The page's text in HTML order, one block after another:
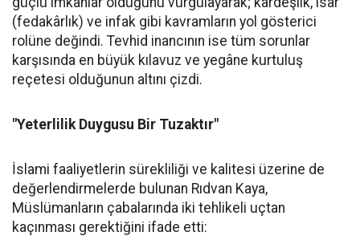
(fedakârlık) ve infak gibi kavramların yol gösterici
rolüne değindi. Tevhid inancının ise tüm sorunlar
karşısında en büyük kılavuz ve yegâne kurtuluş
reçetesi olduğunun altını çizdi.
"Yeterlilik Duygusu Bir Tuzaktır"
İslami faaliyetlerin sürekliliği ve kalitesi üzerine de
değerlendirmelerde bulunan Rıdvan Kaya,
Müslümanların çabalarında iki tehlikeli uçtan
kaçınması gerektiğini ifade etti: